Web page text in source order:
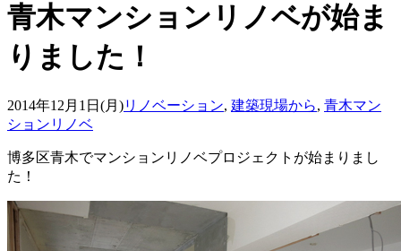
青木マンションリノベが始ま
りました！
2014年12月1日(月)リノベーション, 建築現場から, 青木マン
ションリノベ
博多区青木でマンションリノベプロジェクトが始まりまし
た！